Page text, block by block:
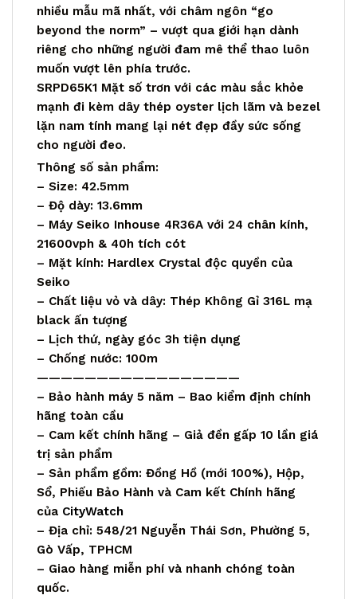
nhiều mẫu mã nhất, với châm ngôn “go
beyond the norm” – vượt qua giới hạn dành
riêng cho những người đam mê thể thao luôn
muốn vượt lên phía trước.
SRPD65K1 Mặt số trơn với các màu sắc khỏe
mạnh đi kèm dây thép oyster lịch lãm và bezel
lặn nam tính mang lại nét đẹp đầy sức sống
cho người đeo.
Thông số sản phẩm:
– Size: 42.5mm
– Độ dày: 13.6mm
– Máy Seiko Inhouse 4R36A với 24 chân kính,
21600vph & 40h tích cót
– Mặt kính: Hardlex Crystal độc quyền của
Seiko
– Chất liệu vỏ và dây: Thép Không Gỉ 316L mạ
black ấn tượng
– Lịch thứ, ngày góc 3h tiện dụng
– Chống nước: 100m
—————————————————
– Bảo hành máy 5 năm – Bao kiểm định chính
hãng toàn cầu
– Cam kết chính hãng – Giả đền gấp 10 lần giá
trị sản phẩm
– Sản phẩm gồm: Đồng Hồ (mới 100%), Hộp,
Sổ, Phiếu Bảo Hành và Cam kết Chính hãng
của CityWatch
– Địa chỉ: 548/21 Nguyễn Thái Sơn, Phường 5,
Gò Vấp, TPHCM
– Giao hàng miễn phí và nhanh chóng toàn
quốc.